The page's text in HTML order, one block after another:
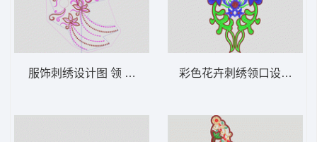
服饰刺绣设计图 领 衣边下摆 中东阿拉伯 泰彩色花卉刺绣领口设计 领